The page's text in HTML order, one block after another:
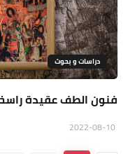
دراسات و بحوث
فنون الطف عقيدة